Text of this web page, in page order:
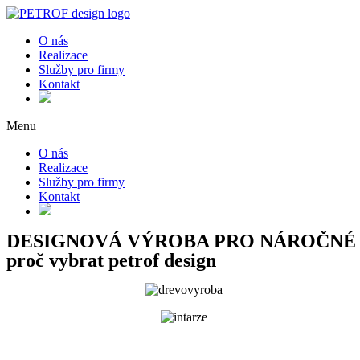
Skip
contentO nás
Realizace
Služby pro firmy
Kontakt
Menu
O nás
Realizace
Služby pro firmy
Kontakt
DESIGNOVÁ VÝROBA PRO NÁROČNÉ
proč vybrat petrof design